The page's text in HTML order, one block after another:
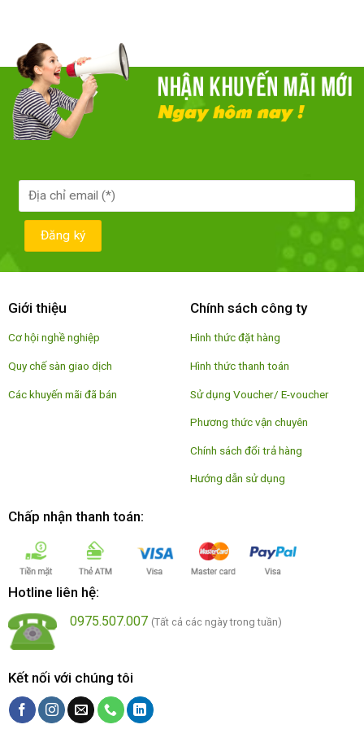
Giới thiệu
Cơ hội nghề nghiệp
Quy chế sàn giao dịch
Các khuyến mãi đã bán
Chính sách công ty
Hình thức đặt hàng
Hình thức thanh toán
Sử dụng Voucher/ E-voucher
Phương thức vận chuyên
Chính sách đổi trả hàng
Hướng dẫn sử dụng
Chấp nhận thanh toán:
Hotline liên hệ:
0975.507.007 (Tất cả các ngày trong tuần)
Kết nối với chúng tôi